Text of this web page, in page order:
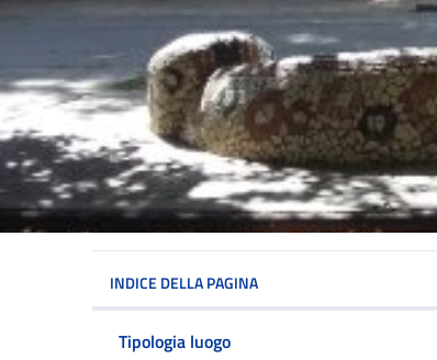
INDICE DELLA PAGINA
Tipologia luogo